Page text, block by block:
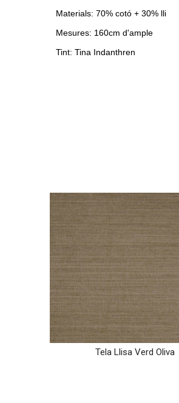
Materials: 70% cotó + 30% lli
Mesures: 160cm d'ample
Tint: Tina Indanthren
Tela Llisa Verd Oliva